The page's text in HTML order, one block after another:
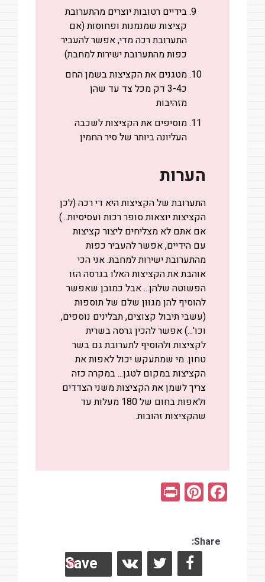
בידיים רטובות יוצרים מהתערובת
קציצות שמנמנות ופחוסות (אם
התערובת רכה מדי, אפשר להעביר
כפות מהתערובת ישירות למחבת)
מטגנים את הקציצות בשמן החם
כ3-4 דק מכל צד עד שהן
מזהיבות
מוסיפים את הקציצות לשכבה
העליונה ביותר של סיר החמין
הערות
התערובת של הקציצות היא די רכה (לכן
הקציצות יוצאות סופר רכות ועסיסיות...)
אם אתם לא מצליחים ליצור קציצות
עם הידיים, אפשר להעביר כפות
מהתערובת ישירות למחבת.אני הכי
אוהבת את הקציצות האלו בגרסה הזו
הפשוטה שלהן... אבל כמובן שאפשר
להוסיף להן מגוון שלם של תוספות
(עשבי תיבול קצוצים, תבלינים נוספים,
וכו'...)אפשר להכין גרסה בשרית
לקציצות ולהוסיף לתערובת גם בשר
טחון.מי שמתעקש יכול לאפות את
הקציצות במקום לטגן... במקרה כזה
צריך לשמן את הקציצות משני הצדדים
ולאפות בחום של 180 מעלות עד
שהקציצות זהובות.
F
a
b
o
Pi
nt
es Share:
Save